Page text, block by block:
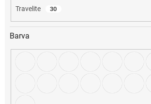
Travelite 30
Barva